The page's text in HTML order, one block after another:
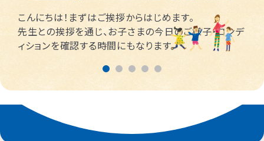
こんにちは！まずはご挨拶からはじめます。
先生との挨拶を通じ、お子さまの今日のご様子・コンデ
ィションを確認する時間にもなります。